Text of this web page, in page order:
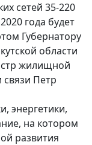
сетей 35-220
года будет
Губернатору
области
жилищной
связи Петр
энергетики,
на котором
развития